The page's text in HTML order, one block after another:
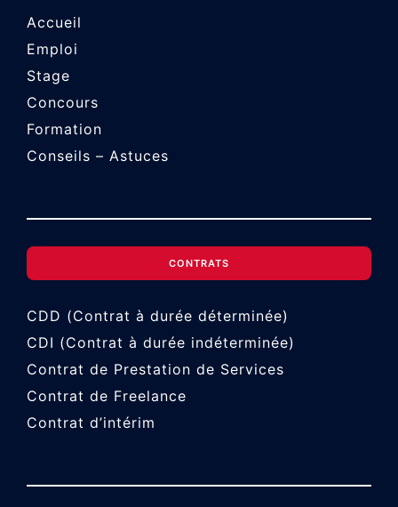
Accueil
Emploi
Stage
Concours
Formation
Conseils – Astuces
CONTRATS
CDD (Contrat à durée déterminée)
CDI (Contrat à durée indéterminée)
Contrat de Prestation de Services
Contrat de Freelance
Contrat d’intérim